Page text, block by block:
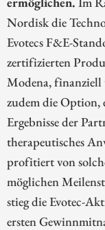
Nordisk die
Evotecs F&E-
zertifizierten
Modena,
zudem die Option,
Ergebnisse der
therapeutisches
profitiert von
möglichen
stieg die Evotec-
ersten